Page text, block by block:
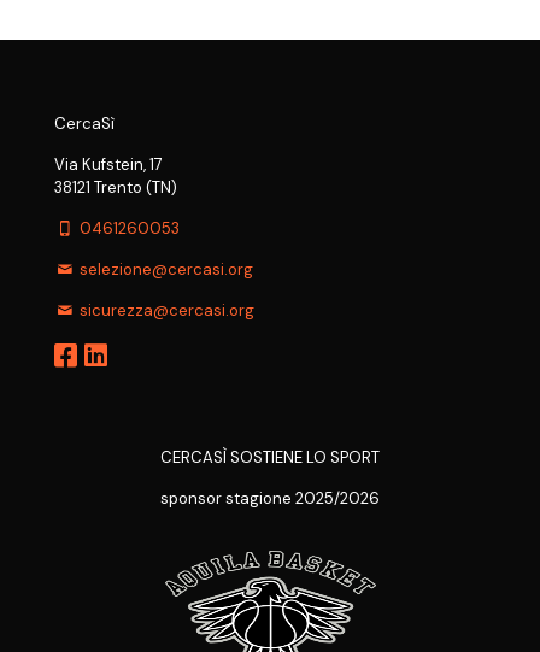
CercaSì
Via Kufstein, 17
38121 Trento (TN)
0461260053
selezione@cercasi.org
sicurezza@cercasi.org
CERCASÌ SOSTIENE LO SPORT
sponsor stagione 2025/2026